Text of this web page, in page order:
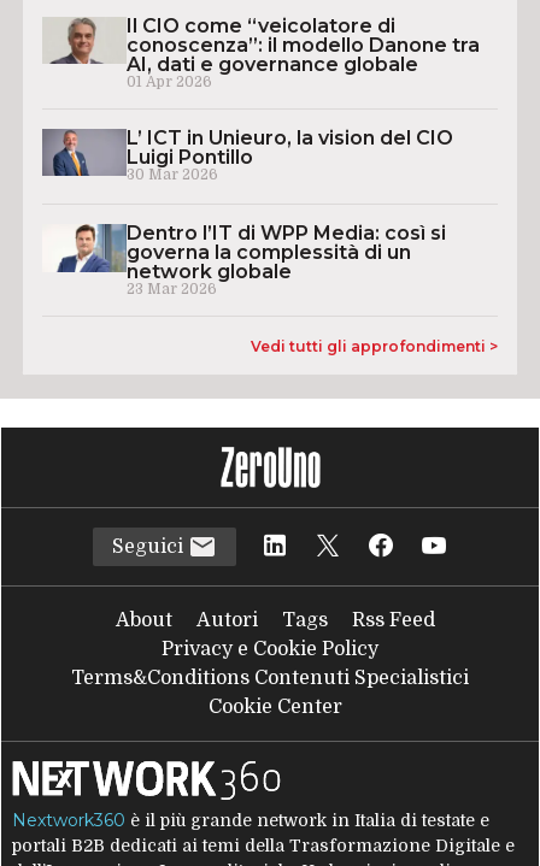
Il CIO come “veicolatore di
conoscenza”: il modello Danone tra
AI, dati e governance globale
01 Apr 2026
L’ ICT in Unieuro, la vision del CIO
Luigi Pontillo
30 Mar 2026
Dentro l’IT di WPP Media: così si
governa la complessità di un
network globale
23 Mar 2026
Vedi tutti gli approfondimenti >
Seguici
About Autori Tags
Rss Feed
Privacy e Cookie Policy
Terms&Conditions Contenuti Specialistici
Cookie Center
Nextwork360 è il più grande network in Italia di testate e
portali B2B dedicati ai temi della Trasformazione Digitale e